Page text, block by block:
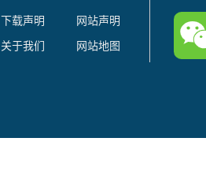
下载声明
网站声明
关于我们
网站地图